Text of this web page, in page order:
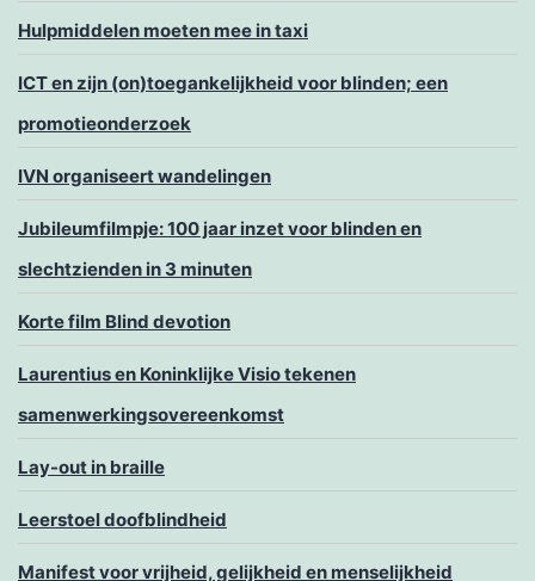
Hulpmiddelen moeten mee in taxi
ICT en zijn (on)toegankelijkheid voor blinden; een
promotieonderzoek
IVN organiseert wandelingen
Jubileumfilmpje: 100 jaar inzet voor blinden en
slechtzienden in 3 minuten
Korte film Blind devotion
Laurentius en Koninklijke Visio tekenen
samenwerkingsovereenkomst
Lay-out in braille
Leerstoel doofblindheid
Manifest voor vrijheid, gelijkheid en menselijkheid